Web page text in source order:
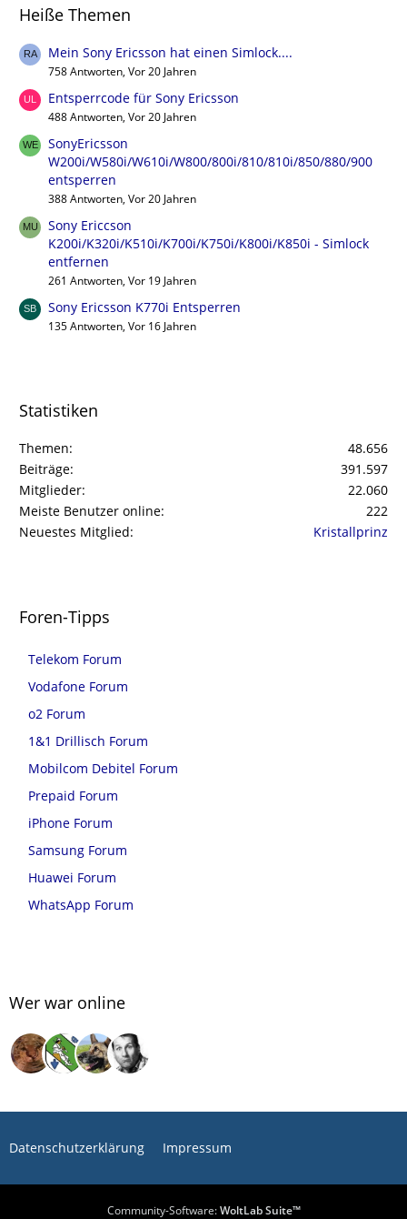
Heiße Themen
Mein Sony Ericsson hat einen Simlock....
758 Antworten, Vor 20 Jahren
Entsperrcode für Sony Ericsson
488 Antworten, Vor 20 Jahren
SonyEricsson
W200i/W580i/W610i/W800/800i/810/810i/850/880/900
entsperren
388 Antworten, Vor 20 Jahren
Sony Ericcson
K200i/K320i/K510i/K700i/K750i/K800i/K850i - Simlock
entfernen
261 Antworten, Vor 19 Jahren
Sony Ericsson K770i Entsperren
135 Antworten, Vor 16 Jahren
Statistiken
Themen
48.656
Beiträge
391.597
Mitglieder
22.060
Meiste Benutzer online
222
Neuestes Mitglied
Kristallprinz
Foren-Tipps
Telekom Forum
Vodafone Forum
o2 Forum
1&1 Drillisch Forum
Mobilcom Debitel Forum
Prepaid Forum
iPhone Forum
Samsung Forum
Huawei Forum
WhatsApp Forum
Wer war online
Datenschutzerklärung Impressum
Community-Software:WoltLab Suite™